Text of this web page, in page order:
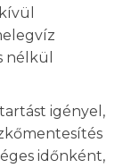
nélkül
igényel,
időnként,